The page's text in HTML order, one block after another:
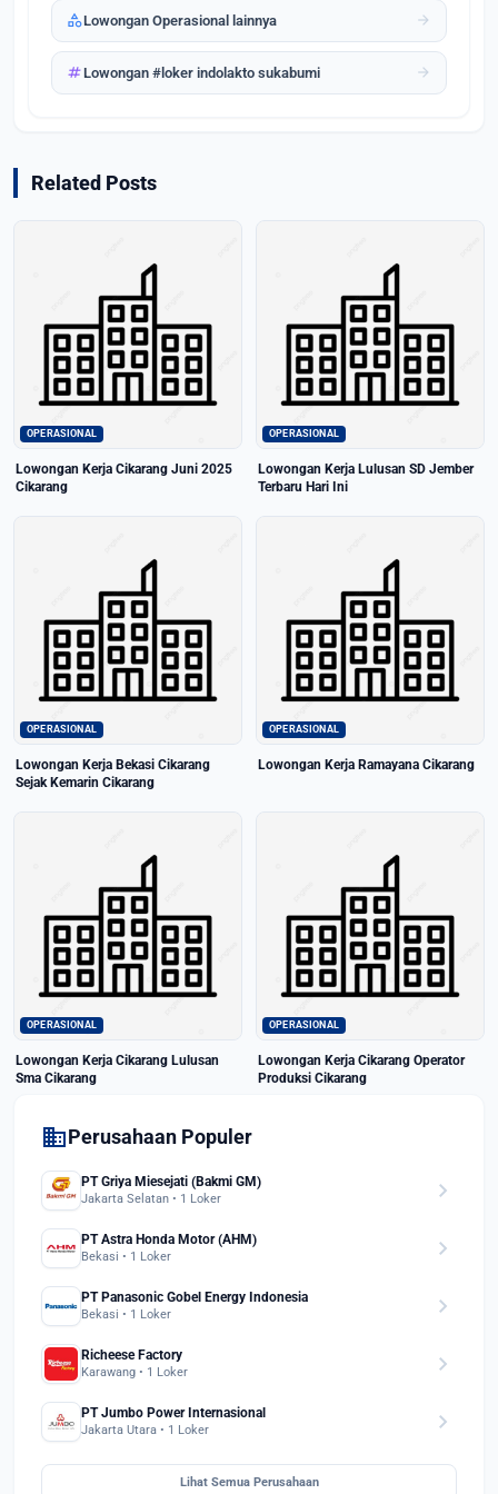
categoryLowongan Operasional lainnya arrow_forward
tagLowongan #loker indolakto sukabumi arrow_forward
Related Posts
OPERASIONAL
Lowongan Kerja Cikarang Juni 2025
Cikarang
OPERASIONAL
Lowongan Kerja Lulusan SD Jember
Terbaru Hari Ini
OPERASIONAL
Lowongan Kerja Bekasi Cikarang
Sejak Kemarin Cikarang
OPERASIONAL
Lowongan Kerja Ramayana Cikarang
OPERASIONAL
Lowongan Kerja Cikarang Lulusan
Sma Cikarang
OPERASIONAL
Lowongan Kerja Cikarang Operator
Produksi Cikarang
domainPerusahaan Populer
PT Griya Miesejati (Bakmi GM)
Jakarta Selatan • 1 Loker chevron_right
PT Astra Honda Motor (AHM)
Bekasi • 1 Loker chevron_right
PT Panasonic Gobel Energy Indonesia
Bekasi • 1 Loker chevron_right
Richeese Factory
Karawang • 1 Loker chevron_right
PT Jumbo Power Internasional
Jakarta Utara • 1 Loker chevron_right
Lihat Semua Perusahaan